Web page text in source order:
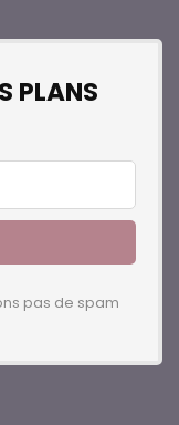
PLANS
pas de spam